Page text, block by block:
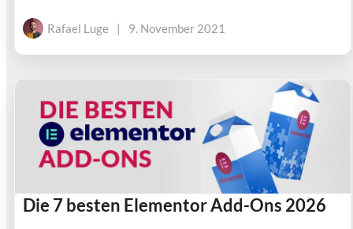
Rafael Luge | 9. November 2021
Die 7 besten Elementor Add-Ons 2026